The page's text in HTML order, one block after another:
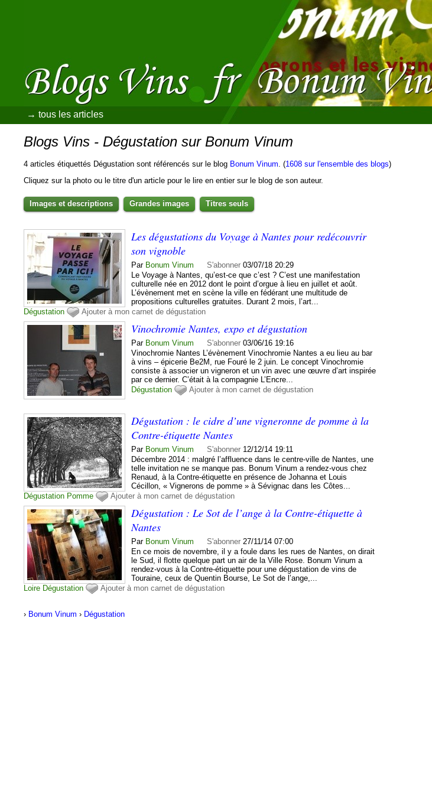
→ tous les articles
Blogs Vins - Dégustation sur Bonum Vinum
4 articles étiquettés Dégustation sont référencés sur le blog Bonum Vinum. (1608 sur l'ensemble des blogs)
Cliquez sur la photo ou le titre d'un article pour le lire en entier sur le blog de son auteur.
Images et descriptions Grandes images Titres seuls
Les dégustations du Voyage à Nantes pour redécouvrir
son vignoble
Par Bonum Vinum S'abonner 03/07/18 20:29
Le Voyage à Nantes, qu’est-ce que c’est ? C’est une manifestation
culturelle née en 2012 dont le point d’orgue à lieu en juillet et août.
L’évènement met en scène la ville en fédérant une multitude de
propositions culturelles gratuites. Durant 2 mois, l’art...
Dégustation
Ajouter à mon carnet de dégustation
Vinochromie Nantes, expo et dégustation
Par Bonum Vinum S'abonner 03/06/16 19:16
Vinochromie Nantes L’évènement Vinochromie Nantes a eu lieu au bar
à vins – épicerie Be2M, rue Fouré le 2 juin. Le concept Vinochromie
consiste à associer un vigneron et un vin avec une œuvre d’art inspirée
par ce dernier. C’était à la compagnie L’Encre...
Dégustation
Ajouter à mon carnet de dégustation
Dégustation : le cidre d’une vigneronne de pomme à la
Contre-étiquette Nantes
Par Bonum Vinum S'abonner 12/12/14 19:11
Décembre 2014 : malgré l’affluence dans le centre-ville de Nantes, une
telle invitation ne se manque pas. Bonum Vinum a rendez-vous chez
Renaud, à la Contre-étiquette en présence de Johanna et Louis
Cécillon, « Vignerons de pomme » à Sévignac dans les Côtes...
Dégustation Pomme Ajouter à mon carnet de dégustation
Dégustation : Le Sot de l’ange à la Contre-étiquette à
Nantes
Par Bonum Vinum S'abonner 27/11/14 07:00
En ce mois de novembre, il y a foule dans les rues de Nantes, on dirait
le Sud, il flotte quelque part un air de la Ville Rose. Bonum Vinum a
rendez-vous à la Contre-étiquette pour une dégustation de vins de
Touraine, ceux de Quentin Bourse, Le Sot de l’ange,...
Loire Dégustation Ajouter à mon carnet de dégustation
› Bonum Vinum › Dégustation